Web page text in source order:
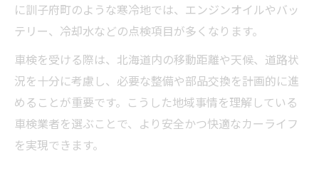
に訓子府町のような寒冷地では、エンジンオイルやバッ
テリー、冷却水などの点検項目が多くなります。
車検を受ける際は、北海道内の移動距離や天候、道路状
況を十分に考慮し、必要な整備や部品交換を計画的に進
めることが重要です。こうした地域事情を理解している
車検業者を選ぶことで、より安全かつ快適なカーライフ
を実現できます。